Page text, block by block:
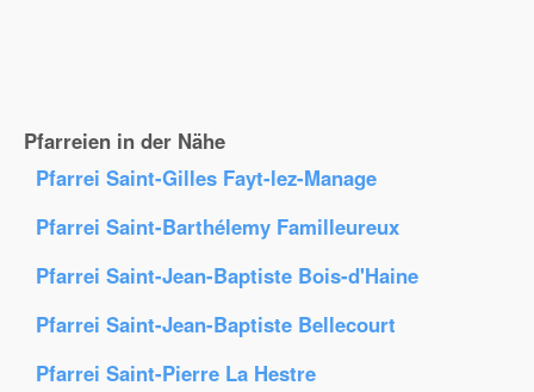
Pfarreien in der Nähe
Pfarrei Saint-Gilles Fayt-lez-Manage
Pfarrei Saint-Barthélemy Familleureux
Pfarrei Saint-Jean-Baptiste Bois-d'Haine
Pfarrei Saint-Jean-Baptiste Bellecourt
Pfarrei Saint-Pierre La Hestre